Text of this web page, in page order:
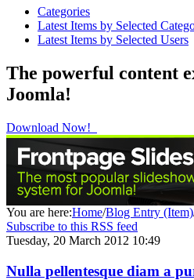
Categories
Latest Items by Selected
Latest Items by Selected Users
The powerful content
Joomla!
Download Now!
You are here:Home/Blog Entry (Item)
Subscribe to this RSS feed
Tuesday, 20 March 2012 10:49
Nulla pellentesque diam a